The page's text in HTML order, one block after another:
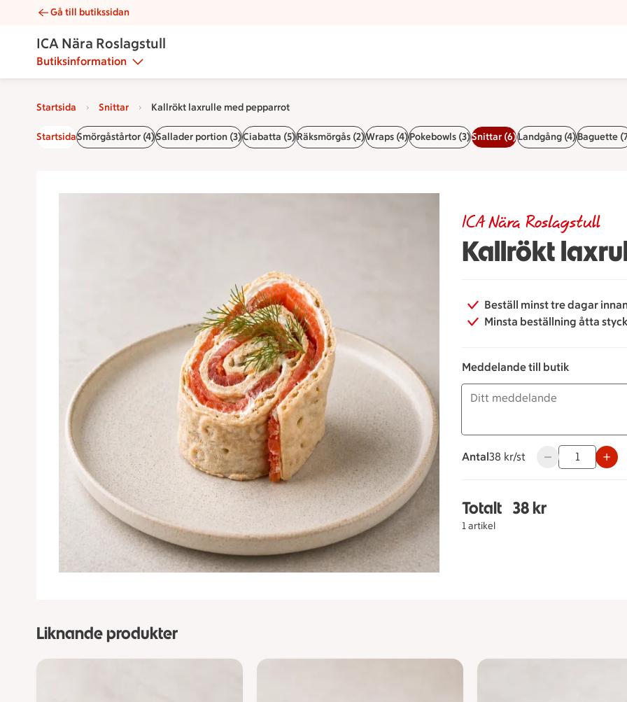
Kallrökt laxrulle med pepparrot | Catering ICA Nära Roslagstull
Gå till butikssidan
ICA Nära Roslagstull
Butiksinformation
Startsida Snittar Kallrökt laxrulle med pepparrot
StartsidaSmörgåstårtor (4)Sallader portion (3)Ciabatta (5)Räksmörgås (2)Wraps (4)Pokebowls (3)Snittar (6)Landgång (4)Baguette
Kallrökt
ICA Nära Roslagstull
Beställ minst tre dagar
Minsta beställning åtta
Meddelande till butik
Antal
38 kronor styck
38 kr/st Använd
Totalt
1 artikel
Totalt 1 stycken
38 kr
Liknande produkter